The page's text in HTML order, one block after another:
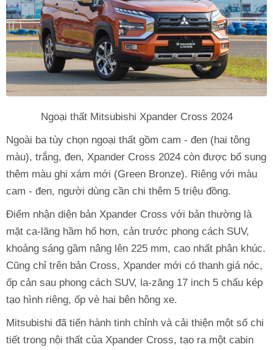
Ngoại thất Mitsubishi Xpander Cross 2024
Ngoài ba tùy chọn ngoại thất gồm cam - đen (hai tông
màu), trắng, đen, Xpander Cross 2024 còn được bổ sung
thêm màu ghi xám mới (Green Bronze). Riêng với màu
cam - đen, người dùng cần chi thêm 5 triệu đồng.
Điểm nhận diện bản Xpander Cross với bản thường là
mặt ca-lăng hầm hố hơn, cản trước phong cách SUV,
khoảng sáng gầm nâng lên 225 mm, cao nhất phân khúc.
Cũng chỉ trên bản Cross, Xpander mới có thanh giá nóc,
ốp cản sau phong cách SUV, la-zăng 17 inch 5 chấu kép
tạo hình riêng, ốp vè hai bên hông xe.
Mitsubishi đã tiến hành tinh chỉnh và cải thiện một số chi
tiết trong nội thất của Xpander Cross, tạo ra một cabin